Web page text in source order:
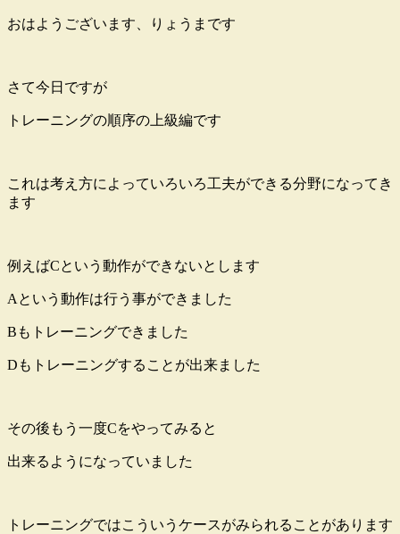
おはようございます、りょうまです
さて今日ですが
トレーニングの順序の上級編です
これは考え方によっていろいろ工夫ができる分野になってき
ます
例えばCという動作ができないとします
Aという動作は行う事ができました
Bもトレーニングできました
Dもトレーニングすることが出来ました
その後もう一度Cをやってみると
出来るようになっていました
トレーニングではこういうケースがみられることがあります